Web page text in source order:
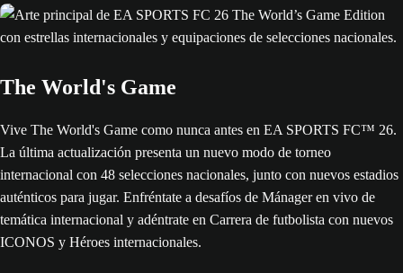
The World's Game
Vive The World's Game como nunca antes en EA SPORTS FC™ 26.
La última actualización presenta un nuevo modo de torneo
internacional con 48 selecciones nacionales, junto con nuevos estadios
auténticos para jugar. Enfréntate a desafíos de Mánager en vivo de
temática internacional y adéntrate en Carrera de futbolista con nuevos
ICONOS y Héroes internacionales.